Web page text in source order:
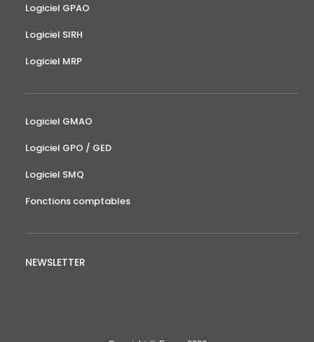
Logiciel GPAO
Logiciel SIRH
Logiciel MRP
Logiciel GMAO
Logiciel GPO / GED
Logiciel SMQ
Fonctions comptables
NEWSLETTER